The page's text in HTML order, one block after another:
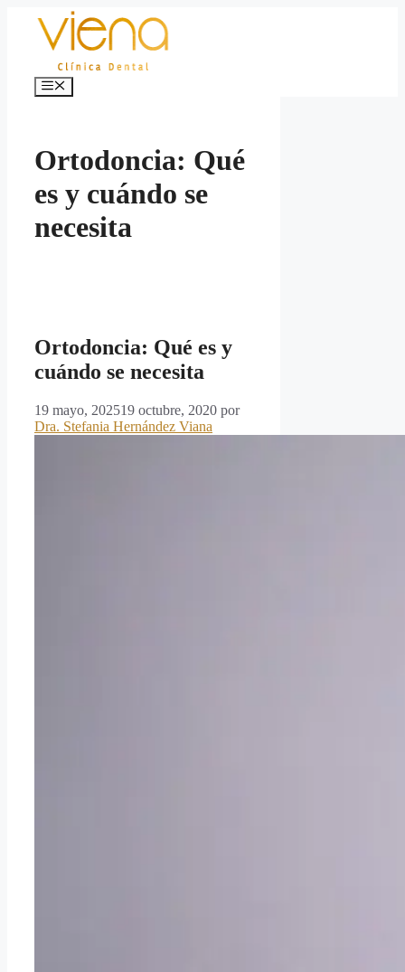
contenido
Menú
Ortodoncia: Qué
es y cuándo se
necesita
Ortodoncia: Qué es y
cuándo se necesita
19 mayo, 202519 octubre, 2020 por
Dra. Stefania Hernández Viana